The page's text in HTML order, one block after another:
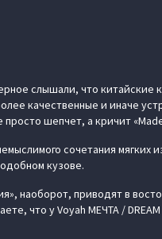
слышали, что китайские
качественные и иначе
шепчет, а кричит
сочетания мягких
кузове.
наоборот, приводят в
что у Voyah МЕЧТА /